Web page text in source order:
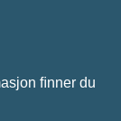
ﬁnner du